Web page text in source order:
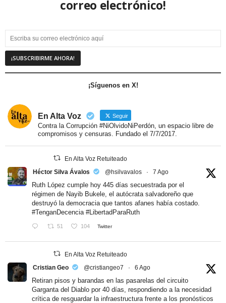
correo electrónico!
¡Síguenos en X!
En Alta Voz Seguir
Contra la Corrupción #NiOlvidoNiPerdón, un espacio libre de
compromisos y censuras. Fundado el 7/7/2017.
En Alta Voz Retuiteado
Héctor Silva Ávalos
@hsilvavalos · 7 Ago
Ruth López cumple hoy 445 días secuestrada por el
régimen de Nayib Bukele, el autócrata salvadoreño que
destruyó la democracia que tantos afanes había costado.
#TenganDecencia #LibertadParaRuth
51 104 Twitter
En Alta Voz Retuiteado
Cristian Geo
@cristiangeo7 · 6 Ago
Retiran pisos y barandas en las pasarelas del circuito
Garganta del Diablo por 40 días, respondiendo a la necesidad
crítica de resguardar la infraestructura frente a los pronósticos